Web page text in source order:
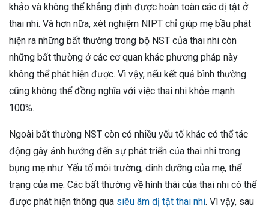
khảo và không thể khẳng định được hoàn toàn các dị tật ở
thai nhi. Và hơn nữa, xét nghiệm NIPT chỉ giúp mẹ bầu phát
hiện ra những bất thường trong bộ NST của thai nhi còn
những bất thường ở các cơ quan khác phương pháp này
không thể phát hiện được. Vì vậy, nếu kết quả bình thường
cũng không thể đồng nghĩa với việc thai nhi khỏe mạnh
100%.
Ngoài bất thường NST còn có nhiều yếu tố khác có thể tác
động gây ảnh hưởng đến sự phát triển của thai nhi trong
bụng mẹ như: Yếu tố môi trường, dinh dưỡng của mẹ, thể
trạng của mẹ. Các bất thường về hình thái của thai nhi có thể
được phát hiện thông qua siêu âm dị tật thai nhi. Vì vậy, sau